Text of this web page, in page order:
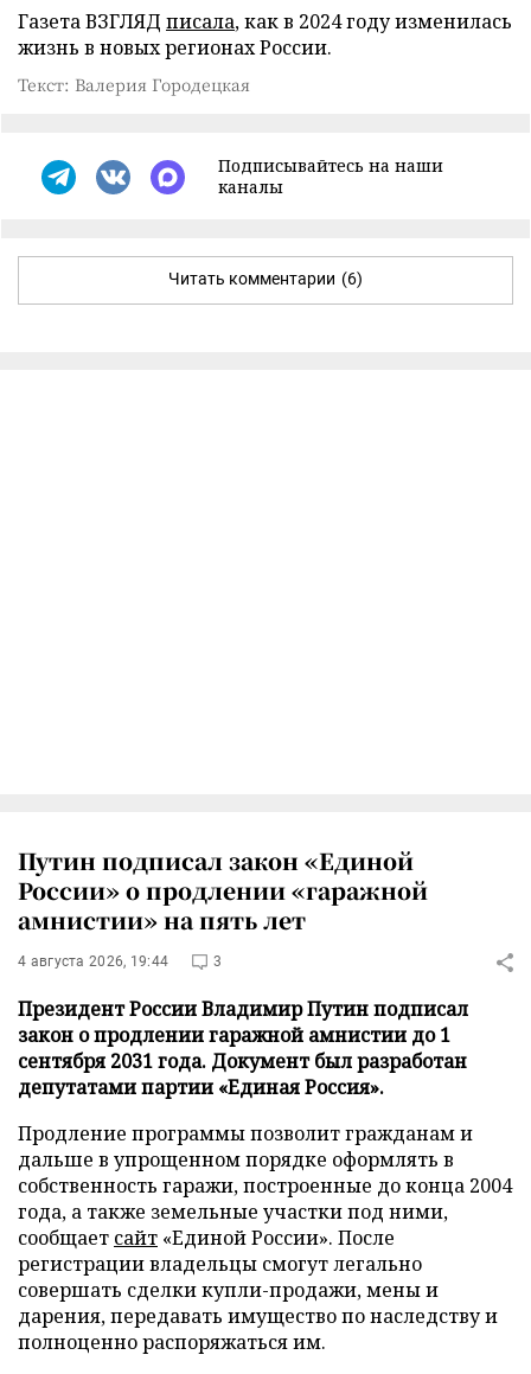
Газета ВЗГЛЯД писала, как в 2024 году изменилась
жизнь в новых регионах России.
Текст: Валерия Городецкая
Подписывайтесь на наши
каналы
Читать комментарии (6)
Путин подписал закон «Единой
России» о продлении «гаражной
амнистии» на пять лет
4 августа 2026, 19:44 3
Президент России Владимир Путин подписал
закон о продлении гаражной амнистии до 1
сентября 2031 года. Документ был разработан
депутатами партии «Единая Россия».
Продление программы позволит гражданам и
дальше в упрощенном порядке оформлять в
собственность гаражи, построенные до конца 2004
года, а также земельные участки под ними,
сообщает сайт «Единой России». После
регистрации владельцы смогут легально
совершать сделки купли-продажи, мены и
дарения, передавать имущество по наследству и
полноценно распоряжаться им.